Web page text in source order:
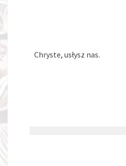
Chryste, usłysz nas.